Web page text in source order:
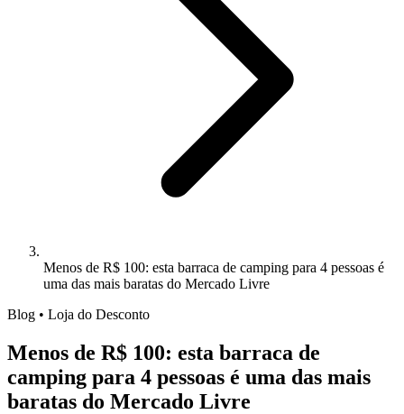
Menos de R$ 100: esta barraca de camping para 4 pessoas é
uma das mais baratas do Mercado Livre
Blog • Loja do Desconto
Menos de R$ 100: esta barraca de
camping para 4 pessoas é uma das mais
baratas do Mercado Livre